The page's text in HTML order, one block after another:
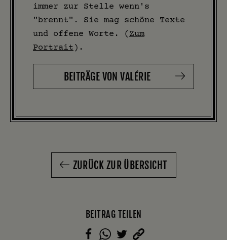
immer zur Stelle wenn's
"brennt". Sie mag schöne Texte
und offene Worte. ( Zum
Portrait ).
BEITRÄGE VON VALÉRIE
ZURÜCK ZUR ÜBERSICHT
BEITRAG TEILEN